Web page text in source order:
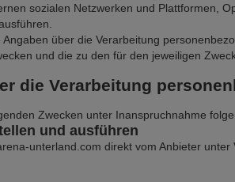
sozialen Netzwerken und Plattformen,
über die Verarbeitung
und die zu den für den jeweiligen
die Verarbeitung
Zwecken unter Inanspruchnahme
und ausführen
unterland.com direkt vom Anbieter